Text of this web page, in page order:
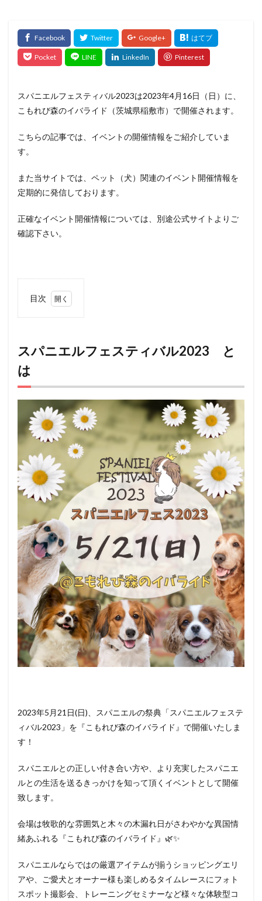
スパニエルフェスティバル2023は2023年4月16日（日）に、
こもれび森のイバライド（茨城県稲敷市）で開催されます。
こちらの記事では、イベントの開催情報をご紹介していま
す。
また当サイトでは、ペット（犬）関連のイベント開催情報を
定期的に発信しております。
正確なイベント開催情報については、別途公式サイトよりご
確認下さい。
目次
スティ
バル
2023
とは
アク
セス
3
ト
（犬
＆
と行
その
他の
イベ
ント
情報
スパニエルフェスティバル2023 と
は
2023年5月21日(日)、スパニエルの祭典「スパニエルフェステ
ィバル2023」を『こもれび森のイバライド』で開催いたしま
す！
スパニエルとの正しい付き合い方や、より充実したスパニエ
ルとの生活を送るきっかけを知って頂くイベントとして開催
致します。
会場は牧歌的な雰囲気と木々の木漏れ日がさわやかな異国情
緒あふれる『こもれび森のイバライド』🌿✨
スパニエルならではの厳選アイテムが揃うショッピングエリ
アや、ご愛犬とオーナー様も楽しめるタイムレースにフォト
スポット撮影会、トレーニングセミナーなど様々な体験型コ